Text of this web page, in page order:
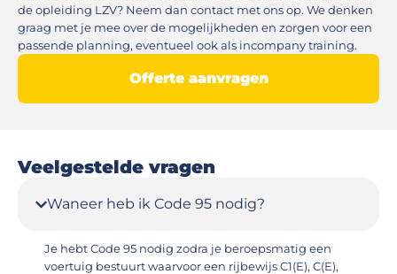
de opleiding LZV? Neem dan contact met ons op. We denken
graag met je mee over de mogelijkheden en zorgen voor een
passende planning, eventueel ook als incompany training.
Offerte aanvragen
Veelgestelde vragen
Waneer heb ik Code 95 nodig?
Je hebt Code 95 nodig zodra je beroepsmatig een
voertuig bestuurt waarvoor een rijbewijs C1(E), C(E),